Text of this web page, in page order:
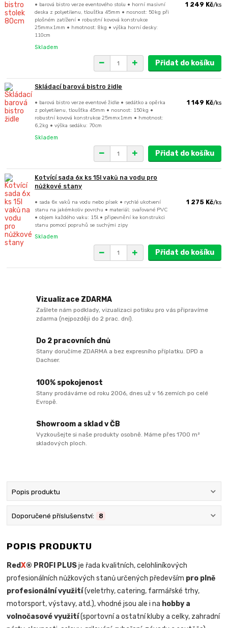
• barová bistro verze eventového stolu • horní masivní
deska z polyetilenu, tloušťka 45mm • nosnost: 50kg při
plošném zatížení • robustní kovová konstrukce
25mmx1mm • hmotnost: 8kg • výška horní desky:
110cm
1 249 Kč/ks
Skladem
Přidat do košíku
Skládací barová bistro židle
• barová bistro verze eventové židle • sedátko a opěrka
z polyetilenu, tloušťka 45mm • nosnost: 150kg •
robustní kovová konstrukce 25mmx1mm • hmotnost:
6,2kg • výška sedáku: 70cm
1 149 Kč/ks
Skladem
Přidat do košíku
Kotvící sada 6x ks 15l vaků na vodu pro
nůžkové stany
• sada 6x vaků na vodu nebo písek • rychlé ukotvení
stanu na jakémkoliv povrchu • materiál: svařované PVC
• objem každého vaku: 15l • připevnění ke konstrukci
stanu pomocí popruhů se suchými zipy
1 275 Kč/ks
Skladem
Přidat do košíku
Vizualizace ZDARMA
Zašlete nám podklady, vizualizaci potisku pro vás připravíme
zdarma (nejpozději do 2 prac. dní).
Do 2 pracovních dnů
Stany doručíme ZDARMA a bez expresního příplatku. DPD a
Dachser.
100% spokojenost
Stany prodáváme od roku 2006, dnes už v 16 zemích po celé
Evropě.
Showroom a sklad v ČB
Vyzkoušejte si naše produkty osobně. Máme přes 1700 m²
skladových ploch.
Popis produktu
Doporučené příslušenství: 8
POPIS PRODUKTU
RedX® PROFI PLUSje řada kvalitních, celohliníkových
profesionálních nůžkových stanů určených především pro plně
profesionální využití(veletrhy, catering, farmářské trhy,
motorsport, výstavy, atd.), vhodné jsou ale i na hobby a
volnočasové využití(sportovní a ostatní kluby a celky, zahradní